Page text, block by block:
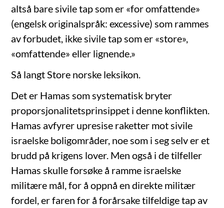
altså bare sivile tap som er «for omfattende»
(engelsk originalspråk: excessive) som rammes
av forbudet, ikke sivile tap som er «store»,
«omfattende» eller lignende.»
Så langt Store norske leksikon.
Det er Hamas som systematisk bryter
proporsjonalitetsprinsippet i denne konflikten.
Hamas avfyrer upresise raketter mot sivile
israelske boligområder, noe som i seg selv er et
brudd på krigens lover. Men også i de tilfeller
Hamas skulle forsøke å ramme israelske
militære mål, for å oppnå en direkte militær
fordel, er faren for å forårsake tilfeldige tap av